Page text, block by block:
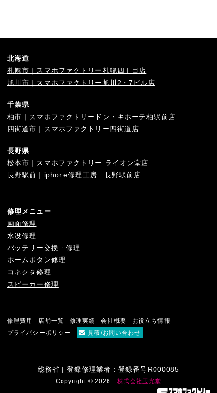
北海道
札幌市｜スマホファクトリー札幌四丁目店
旭川市｜スマホファクトリー旭川2・7ビル店
千葉県
柏市｜スマホファクトリードン・キホーテ柏駅前店
四街道市｜スマホファクトリー四街道店
長野県
松本市｜スマホファクトリー ライオン堂店
長野駅前｜iphone修理工房 長野駅前店
修理メニュー
画面修理
水没修理
バッテリー交換・修理
ホームボタン修理
コネクタ修理
スピーカー修理
修理費用 店舗一覧 修理実績 会社概要
お役立ち情報
プライバシーポリシー
見積/お問い合わせ
総務省 | 登録修理業者：登録番号R000085
Copyright © 2026 株式会社玉光堂